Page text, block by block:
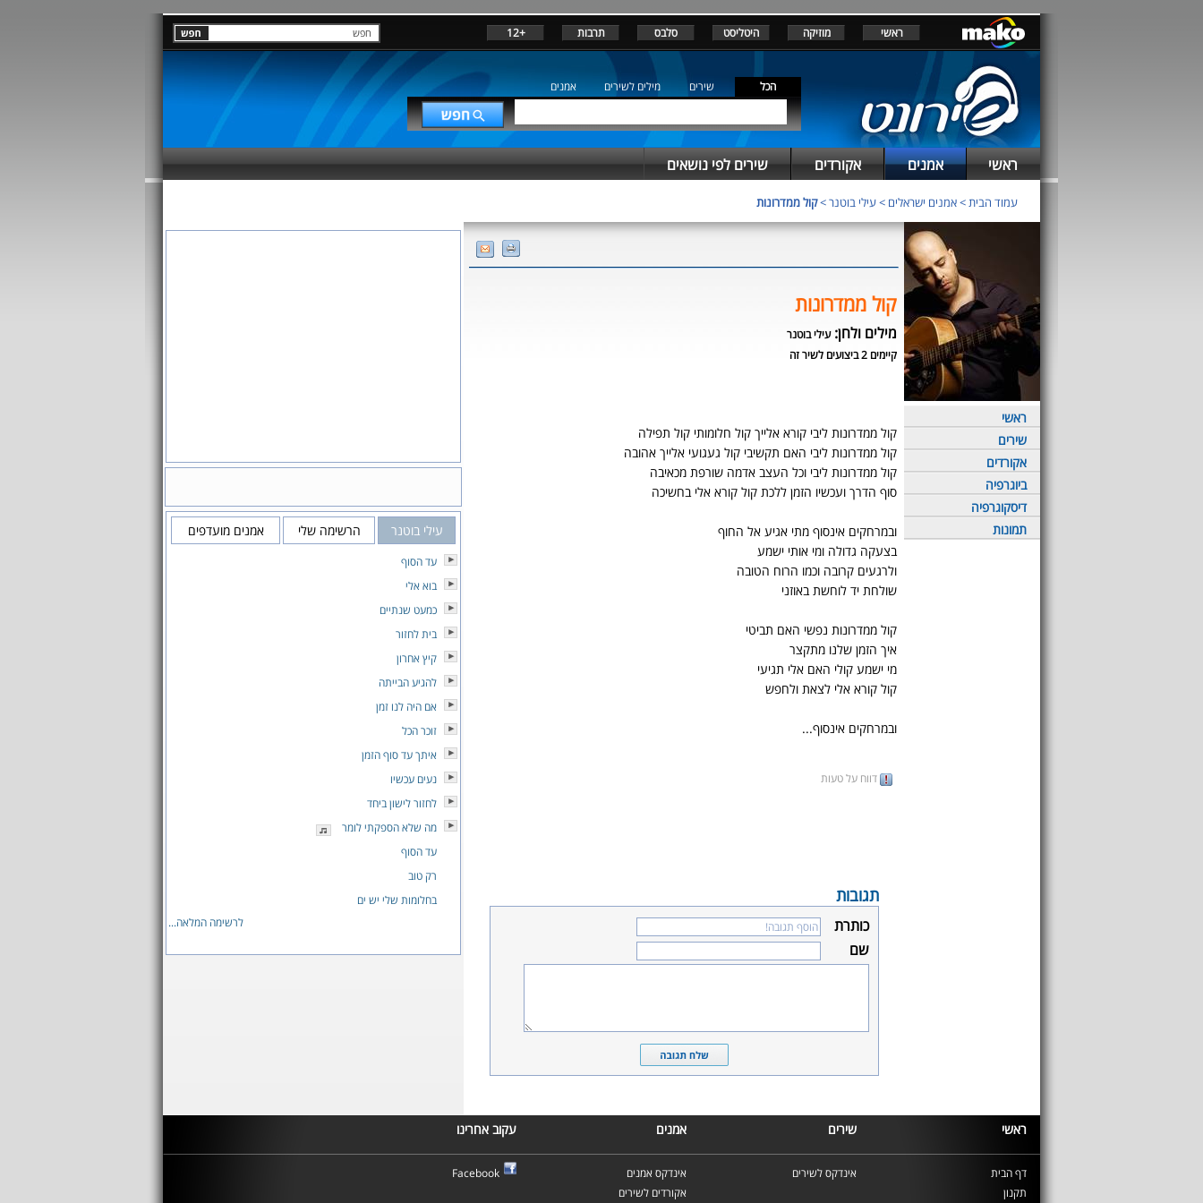
ראשי מוזיקה היטליסט סלבס תרבות +12
הכל שירים מילים לשירים אמנים
ראשי אמנים אקורדים שירים לפי נושאים
עמוד הבית>אמנים ישראלים >עילי בוטנר>קול ממדרונות
ראשי
שירים
אקורדים
ביוגרפיה
דיסקוגרפיה
תמונות
קול ממדרונות
מילים ולחן:עילי בוטנר
קיימים 2 ביצועים לשיר זה
קול ממדרונות ליבי קורא אלייך קול חלומותי קול תפילה
קול ממדרונות ליבי האם תקשיבי קול געגועי אלייך אהובה
קול ממדרונות ליבי וכל העצב אדמה שורפת מכאיבה
סוף הדרך ועכשיו הזמן ללכת קול קורא אלי בחשיכה
ובמרחקים אינסוף מתי אגיע אל החוף
בצעקה גדולה ומי אותי ישמע
ולרגעים קרובה וכמו הרוח הטובה
שולחת יד לוחשת באוזני
קול ממדרונות נפשי האם תביטי
איך הזמן שלנו מתקצר
מי ישמע קולי האם אלי תגיעי
קול קורא אלי לצאת ולחפש
ובמרחקים אינסוף...
דווח על טעות
תגובות
כותרת
שם
עילי בוטנר הרשימה שלי אמנים מועדפים
עד הסוף
בוא אלי
כמעט שנתיים
בית לחזור
קיץ אחרון
להגיע הבייתה
אם היה לנו זמן
זוכר הכל
איתך עד סוף הזמן
נעים עכשיו
לחזור לישון ביחד
מה שלא הספקתי לומר
עד הסוף
רק טוב
בחלומות שלי יש ים
לרשימה המלאה...
ראשי שירים אמנים עקוב אחרינו
דף הבית
תקנון
אינדקס לשירים
אינדקס אמנים
אקורדים לשירים
Facebook